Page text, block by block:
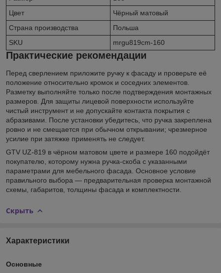
Цвет
Чёрный матовый
Страна производства
Польша
SKU
mrgu819cm-160
Практические рекомендации
Перед сверлением приложите ручку к фасаду и проверьте её
положение относительно кромок и соседних элементов.
Разметку выполняйте только после подтверждения монтажных
размеров. Для защиты лицевой поверхности используйте
чистый инструмент и не допускайте контакта покрытия с
абразивами. После установки убедитесь, что ручка закреплена
ровно и не смещается при обычном открывании; чрезмерное
усилие при затяжке применять не следует.
GTV UZ-819 в чёрном матовом цвете и размере 160 подойдёт
покупателю, которому нужна ручка-скоба с указанными
параметрами для мебельного фасада. Основное условие
правильного выбора — предварительная проверка монтажной
схемы, габаритов, толщины фасада и комплектности.
Скрыть
Характеристики
Основные